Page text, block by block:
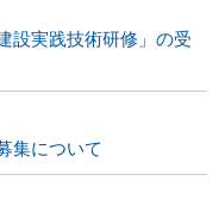
設実践技術研修」の受
集について